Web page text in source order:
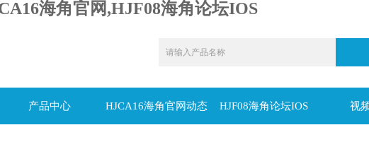
海角官网,HJF08海角论坛IOS
产品中心 HJCA16海角官网动态 HJF08海角论坛IOS 视